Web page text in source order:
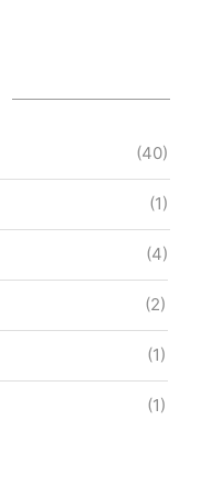
(40)
(1)
(4)
(2)
(1)
(1)